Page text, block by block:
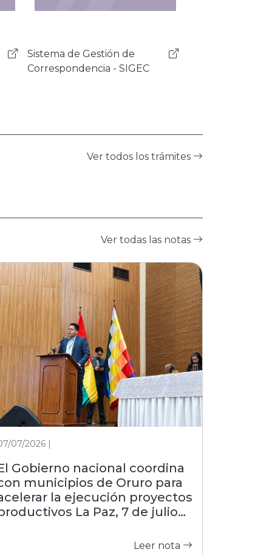
Sistema de Programas y
Proyectos - SISPRO
Ver todos los trámites
Ver todas las notas
07/2026 |
Gobierno nacional coordina
municipios de Oruro para
la ejecución proyectos
La Paz, 7 de julio
de estrechar la gestión con las
Leer nota